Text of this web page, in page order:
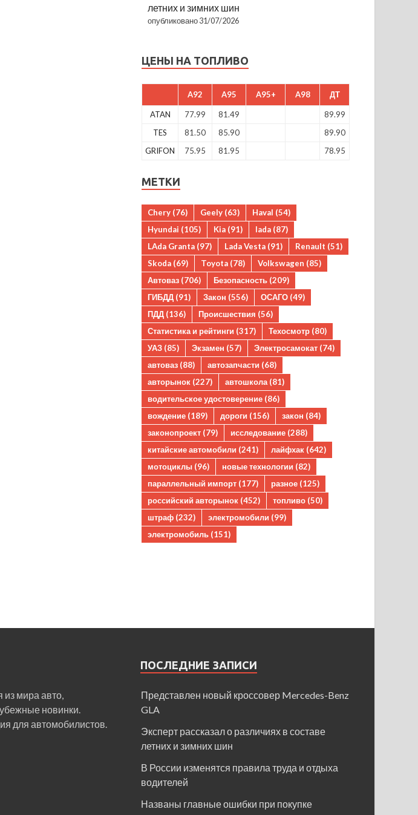
летних и зимних шин
опубликовано 31/07/2026
ЦЕНЫ НА ТОПЛИВО
A92 A95 A95+ A98 ДТ
ATAN 77.99 81.49
89.99
TES
81.50 85.90
89.90
GRIFON
75.95 81.95 78.95
МЕТКИ
Chery (76) Geely (63) Haval (54)
Hyundai (105) Kia (91) lada (87)
LAda Granta (97) Lada Vesta (91) Renault (51)
Skoda (69) Toyota (78) Volkswagen (85)
Автоваз (706) Безопасность (209)
ГИБДД (91) Закон (556) ОСАГО (49)
ПДД (136) Происшествия (56)
Статистика и рейтинги (317) Техосмотр (80)
УАЗ (85) Экзамен (57) Электросамокат (74)
автоваз (88) автозапчасти (68)
авторынок (227) автошкола (81)
водительское удостоверение (86)
вождение (189) дороги (156) закон (84)
законопроект (79) исследование (288)
китайские автомобили (241) лайфхак (642)
мотоциклы (96) новые технологии (82)
параллельный импорт (177) разное (125)
российский авторынок (452) топливо (50)
штраф (232) электромобили (99)
электромобиль (151)
мира авто,
новинки.
для автомобилистов.
ПОСЛЕДНИЕ ЗАПИСИ
Представлен новый кроссовер Mercedes-Benz
GLA
Эксперт рассказал о различиях в составе
летних и зимних шин
В России изменятся правила труда и отдыха
водителей
Названы главные ошибки при покупке